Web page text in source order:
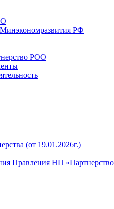
РФ
РОО
(от 19.01.2026г.)
Правления НП «Партнерство